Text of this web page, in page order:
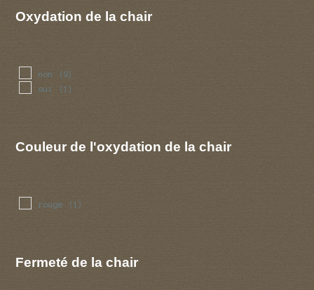
Oxydation de la chair
non (9)
oui (1)
Couleur de l'oxydation de la chair
rouge (1)
Fermeté de la chair